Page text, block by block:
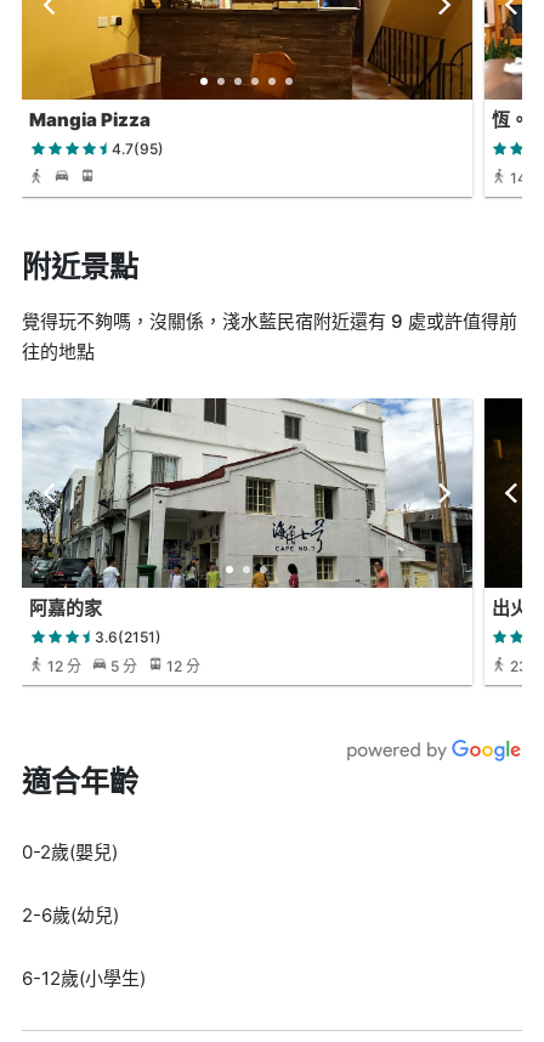
Mangia Pizza
4.7(95)
恆。
14 分
附近景點
覺得玩不夠嗎，沒關係，淺水藍民宿附近還有 9 處或許值得前
往的地點
阿嘉的家
3.6(2151)
12 分
5 分 12 分
出火
23
適合年齡
0-2歲(嬰兒)
2-6歲(幼兒)
6-12歲(小學生)